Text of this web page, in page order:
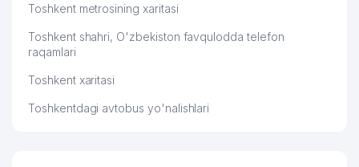
BRAND MANAGER MChJ
58 CRISTALL TOP BUSINESS MChJ
59 EDVIS MChJ
60 ELAINE TRAVEL MChJ
Toshkent metrosining xaritasi
Toshkent shahri, O'zbekiston favqulodda telefon
raqamlari
Toshkent xaritasi
Toshkentdagi avtobus yo'nalishlari